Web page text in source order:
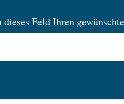
Feld Ihren